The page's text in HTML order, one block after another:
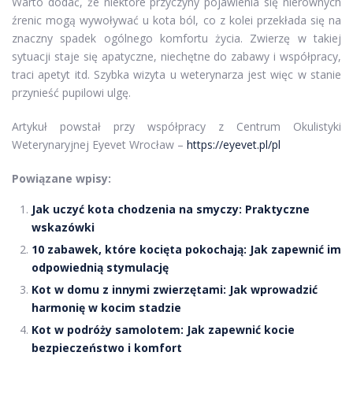
źrenic mogą wywoływać u kota ból, co z kolei przekłada się na
znaczny spadek ogólnego komfortu życia. Zwierzę w takiej
sytuacji staje się apatyczne, niechętne do zabawy i współpracy,
traci apetyt itd. Szybka wizyta u weterynarza jest więc w stanie
przynieść pupilowi ulgę.
Artykuł powstał przy współpracy z Centrum Okulistyki
Weterynaryjnej Eyevet Wrocław – https://eyevet.pl/pl
Powiązane wpisy:
Jak uczyć kota chodzenia na smyczy: Praktyczne
wskazówki
10 zabawek, które kocięta pokochają: Jak zapewnić im
odpowiednią stymulację
Kot w domu z innymi zwierzętami: Jak wprowadzić
harmonię w kocim stadzie
Kot w podróży samolotem: Jak zapewnić kocie
bezpieczeństwo i komfort